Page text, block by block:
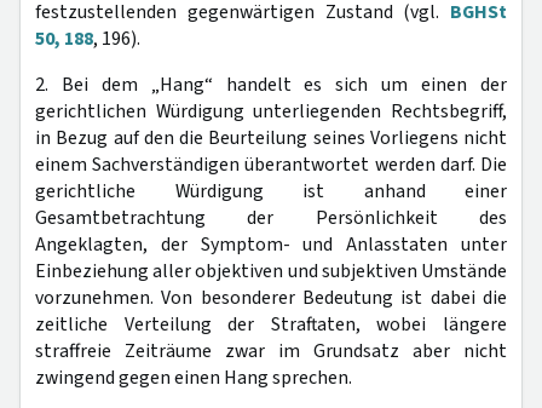
festzustellenden gegenwärtigen Zustand (vgl. BGHSt
50, 188, 196).
2. Bei dem „Hang“ handelt es sich um einen der
gerichtlichen Würdigung unterliegenden Rechtsbegriff,
in Bezug auf den die Beurteilung seines Vorliegens nicht
einem Sachverständigen überantwortet werden darf. Die
gerichtliche Würdigung ist anhand einer
Gesamtbetrachtung der Persönlichkeit des
Angeklagten, der Symptom- und Anlasstaten unter
Einbeziehung aller objektiven und subjektiven Umstände
vorzunehmen. Von besonderer Bedeutung ist dabei die
zeitliche Verteilung der Straftaten, wobei längere
straffreie Zeiträume zwar im Grundsatz aber nicht
zwingend gegen einen Hang sprechen.